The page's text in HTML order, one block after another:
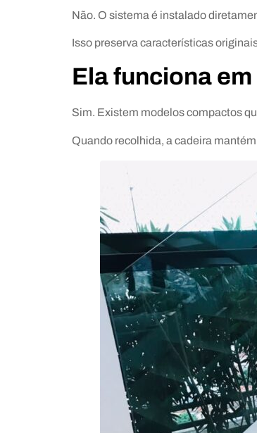
Não. O sistema é instalado
Isso preserva características
Ela funciona
Sim. Existem modelos compactos
Quando recolhida, a cadeira